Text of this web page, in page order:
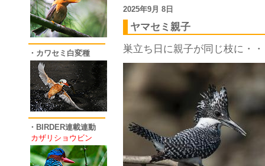
・カワセミ白変種
・BIRDER連載連動
カザリショウビン
2025年9月 8日
ヤマセミ親子
巣立ち日に親子が同じ枝に・